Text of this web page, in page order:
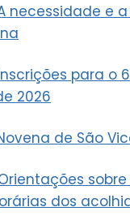
necessidade e
para o
2026
de São
sobre
dos